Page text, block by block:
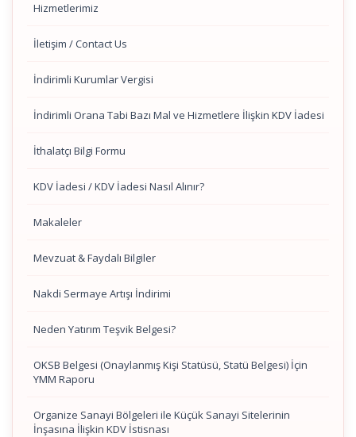
Hizmetlerimiz
İletişim / Contact Us
İndirimli Kurumlar Vergisi
İndirimli Orana Tabi Bazı Mal ve Hizmetlere İlişkin KDV İadesi
İthalatçı Bilgi Formu
KDV İadesi / KDV İadesi Nasıl Alınır?
Makaleler
Mevzuat & Faydalı Bilgiler
Nakdi Sermaye Artışı İndirimi
Neden Yatırım Teşvik Belgesi?
OKSB Belgesi (Onaylanmış Kişi Statüsü, Statü Belgesi) İçin
YMM Raporu
Organize Sanayi Bölgeleri ile Küçük Sanayi Sitelerinin
İnşasına İlişkin KDV İstisnası